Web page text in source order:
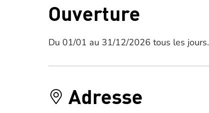
Ouverture
Du 01/01 au 31/12/2026 tous les jours.
Adresse